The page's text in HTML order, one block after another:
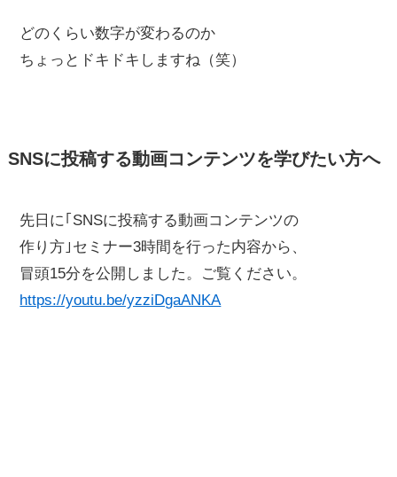
どのくらい数字が変わるのか
ちょっとドキドキしますね（笑）
SNSに投稿する動画コンテンツを学びたい方へ
先日に｢SNSに投稿する動画コンテンツの
作り方｣セミナー3時間を行った内容から、
冒頭15分を公開しました。ご覧ください。
https://youtu.be/yzziDgaANKA